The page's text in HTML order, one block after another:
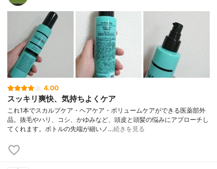
4.00
スッキリ爽快、気持ちよくケア
これ1本でスカルプケア・ヘアケア・ボリュームケアができる医薬部外
品。抜毛やハリ、コシ、かゆみなど、頭皮と頭髪の悩みにアプローチし
てくれます。ボトルの先端が細いノ…続きを見る